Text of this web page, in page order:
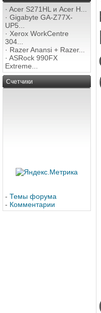
· Acer S271HL и Acer H...
· Gigabyte GA-Z77X-
UP5...
· Xerox WorkCentre
304...
· Razer Anansi + Razer...
· ASRock 990FX
Extreme...
Счетчики
- Темы форума
- Комментарии